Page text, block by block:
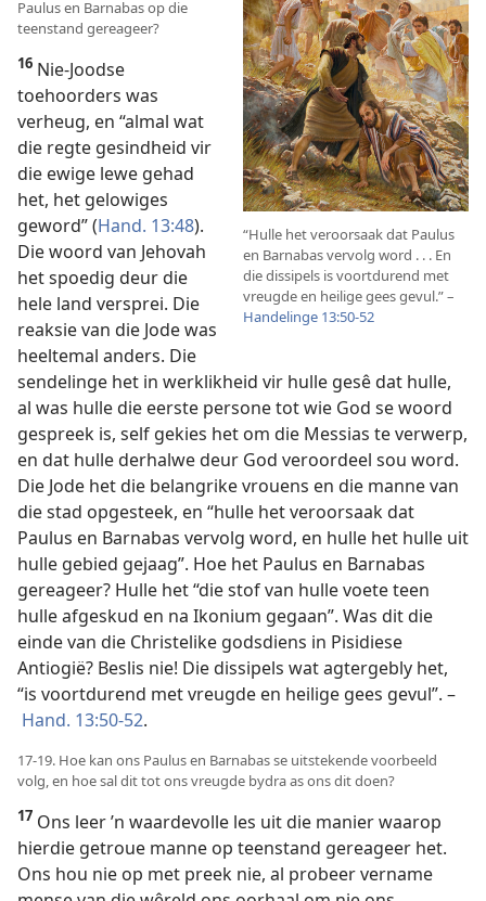
“Hulle het veroorsaak dat Paulus
en Barnabas vervolg word . . . En
die dissipels is voortdurend met
vreugde en heilige gees gevul.” –
Handelinge 13:50-52
Paulus en Barnabas op die
teenstand gereageer?
16 Nie-Joodse
toehoorders was
verheug, en “almal wat
die regte gesindheid vir
die ewige lewe gehad
het, het gelowiges
geword” (Hand. 13:48).
Die woord van Jehovah
het spoedig deur die
hele land versprei. Die
reaksie van die Jode was
heeltemal anders. Die
sendelinge het in werklikheid vir hulle gesê dat hulle,
al was hulle die eerste persone tot wie God se woord
gespreek is, self gekies het om die Messias te verwerp,
en dat hulle derhalwe deur God veroordeel sou word.
Die Jode het die belangrike vrouens en die manne van
die stad opgesteek, en “hulle het veroorsaak dat
Paulus en Barnabas vervolg word, en hulle het hulle uit
hulle gebied gejaag”. Hoe het Paulus en Barnabas
gereageer? Hulle het “die stof van hulle voete teen
hulle afgeskud en na Ikonium gegaan”. Was dit die
einde van die Christelike godsdiens in Pisidiese
Antiogië? Beslis nie! Die dissipels wat agtergebly het,
“is voortdurend met vreugde en heilige gees gevul”. –
Hand. 13:50-52.
17-19. Hoe kan ons Paulus en Barnabas se uitstekende voorbeeld
volg, en hoe sal dit tot ons vreugde bydra as ons dit doen?
17 Ons leer ’n waardevolle les uit die manier waarop
hierdie getroue manne op teenstand gereageer het.
Ons hou nie op met preek nie, al probeer vername